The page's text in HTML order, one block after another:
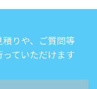
りや、ご質問等
ていただけます